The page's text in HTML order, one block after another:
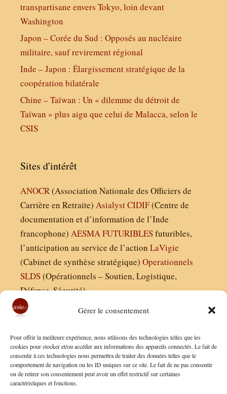
Gérer le consentement
Pour offrir la meilleure expérience, nous utilisons des technologies telles que les
cookies pour stocker et/ou accéder aux informations des appareils connectés. Le fait de
consentir à ces technologies nous permettra de traiter des données telles que le
comportement de navigation ou les ID uniques sur ce site. Le fait de ne pas consentir
ou de retirer son consentement peut avoir un effet restrictif sur certaines
caractéristiques et fonctions.
transpartisane envers Tokyo, loin devant
Washington
Japon – Corée du Sud : Opposés au nucléaire
militaire, sauf revirement régional
Inde – Japon : Élargissement stratégique de la
coopération bilatérale
Chine – Taïwan : Un « dilemme du détroit de
Taïwan » plus aigu que celui de Malacca, selon le
CSIS
Sites d'intérêt
ANOCR(Association Nationale des Officiers de
Carrière en Retraite) AsialystCIDIF(Centre de
documentation et d’information de l’Inde
francophone) AESMAFUTURIBLESfuturibles,
l’anticipation au service de l’action LaVigie
(Cabinet de synthèse stratégique) Operationnels
SLDS(Opérationnels – Soutien, Logistique,
Défense, Sécurité)
Finaldées EURL
Siège social : 13 avenue Boudon, 75016, Paris
Nous contacter